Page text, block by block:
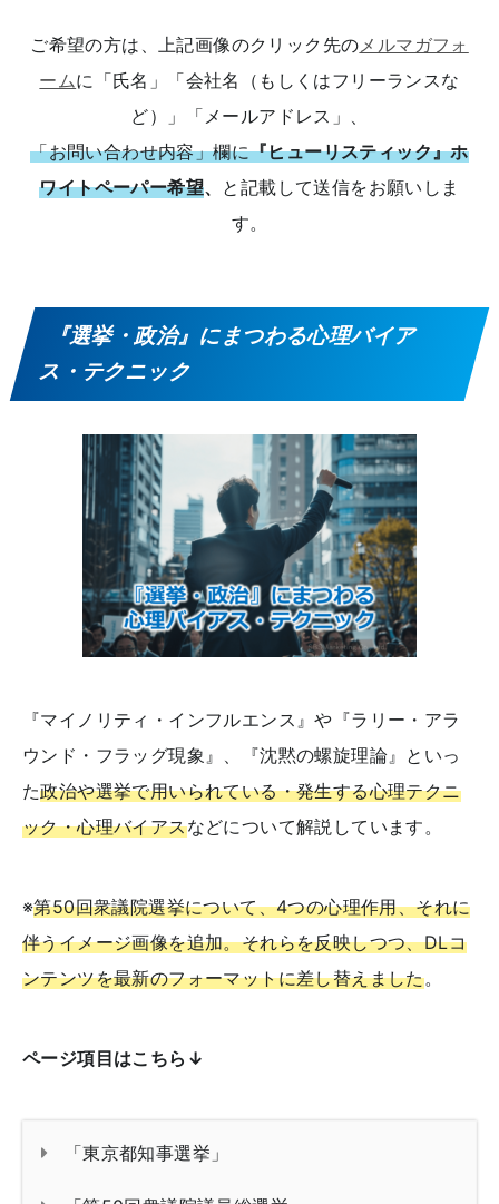
ご希望の方は、上記画像のクリック先の メルマガフォ
ームに「氏名」「会社名（もしくはフリーランスな
ど）」「メールアドレス」、
「お問い合わせ内容」欄に『ヒューリスティック』ホ
ワイトペーパー希望、 と記載して送信をお願いしま
す。
『選挙・政治』にまつわる心理バイア
ス・テクニック
『マイノリティ・インフルエンス』や『ラリー・アラ
ウンド・フラッグ現象』、『沈黙の螺旋理論』といっ
た政治や選挙で用いられている・発生する心理テクニ
ック・心理バイアスなどについて解説しています。
※第50回衆議院選挙について、4つの心理作用、それに
伴うイメージ画像を追加。それらを反映しつつ、DLコ
ンテンツを最新のフォーマットに差し替えました。
ページ項目はこちら↓
「東京都知事選挙」